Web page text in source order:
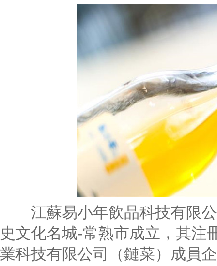
江蘇易小年飲品科技有限公
史文化名城-常熟市成立，其注
業科技有限公司（鏈菜）成員